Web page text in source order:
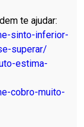
te ajudar:
sinto-inferior-
superar/
estima-
cobro-muito-